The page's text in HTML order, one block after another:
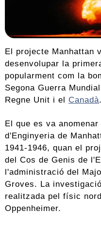
El projecte Manhattan
desenvolupar la
popularment com la
Segona Guerra
Regne Unit i el Canadà.
El que es va
d'Enginyeria de
1941-1946, quan el
del Cos de Genis de
l'administració del
Groves. La
realitzada pel físic
Oppenheimer.